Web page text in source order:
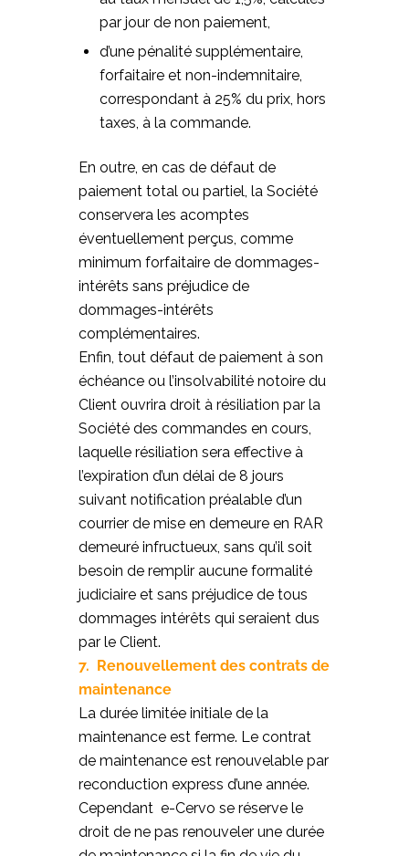
par jour de non paiement,
d’une pénalité supplémentaire,
forfaitaire et non-indemnitaire,
correspondant à 25% du prix, hors
taxes, à la commande.
En outre, en cas de défaut de
paiement total ou partiel, la Société
conservera les acomptes
éventuellement perçus, comme
minimum forfaitaire de dommages-
intérêts sans préjudice de
dommages-intérêts
complémentaires.
Enfin, tout défaut de paiement à son
échéance ou l’insolvabilité notoire du
Client ouvrira droit à résiliation par la
Société des commandes en cours,
laquelle résiliation sera effective à
l’expiration d’un délai de 8 jours
suivant notification préalable d’un
courrier de mise en demeure en RAR
demeuré infructueux, sans qu’il soit
besoin de remplir aucune formalité
judiciaire et sans préjudice de tous
dommages intérêts qui seraient dus
par le Client.
7. Renouvellement des contrats de
maintenance
La durée limitée initiale de la
maintenance est ferme. Le contrat
de maintenance est renouvelable par
reconduction express d’une année.
Cependant e-Cervo se réserve le
droit de ne pas renouveler une durée